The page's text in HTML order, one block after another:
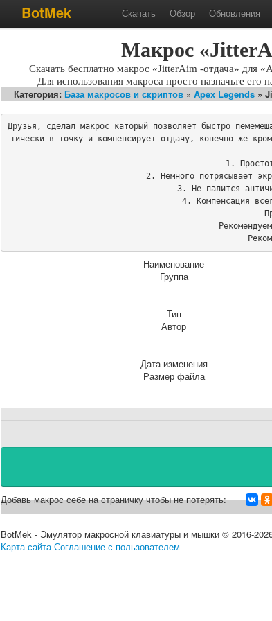
BotMek Скачать Обзор Обновления
Макрос
Скачать бесплатно макрос «JitterAim -отдача» для
Для использования макроса просто назначьте
Категория: База макросов и скриптов » Apex Legends »
Друзья, сделал макрос каторый позволяет быстро
тически в точку и компенсирует отдачу, конечно же
1.
2. Немного потрясывает
3. Не палится
4. Компенсация
Наименование
Группа
Тип
Автор
Дата изменения
Размер файла
Добавь макрос себе на страничку чтобы не потерять:
BotMek - Эмулятор макросной клавиатуры и мышки © 2016-
Карта сайта Соглашение с пользователем